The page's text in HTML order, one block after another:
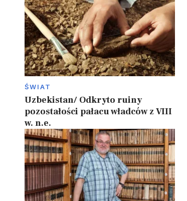
ŚWIAT
Uzbekistan/ Odkryto ruiny
pozostałości pałacu władców z VIII
w. n.e.